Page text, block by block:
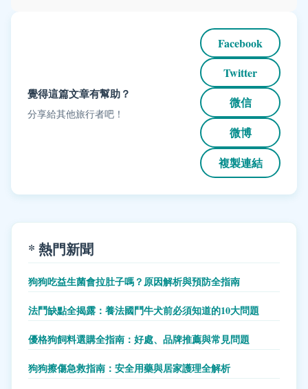
覺得這篇文章有幫助？
分享給其他旅行者吧！
Facebook
Twitter
微信
微博
複製連結
* 熱門新聞
狗狗吃益生菌會拉肚子嗎？原因解析與預防全指南
法鬥缺點全揭露：養法國鬥牛犬前必須知道的10大問題
優格狗飼料選購全指南：好處、品牌推薦與常見問題
狗狗擦傷急救指南：安全用藥與居家護理全解析